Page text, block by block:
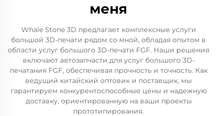
меня
Whale Stone 3D предлагает комплексные услуги
большой 3D-печати рядом со мной, обладая опытом в
области услуг большого 3D-печати FGF. Наши решения
включают автозапчасти для услуг большого 3D-
печатания FGF, обеспечивая прочность и точность. Как
ведущий китайский оптовик и поставщик, мы
гарантируем конкурентоспособные цены и надежную
доставку, ориентированную на ваши проекты
прототипирования.